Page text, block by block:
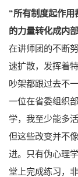
“所有制度起作
的力量转化成内
在讲师团的不断
速扩散，发挥着
吵架都跟过去不
一位在省委组织
学，我至少能多
但这些改变并不
进。只有伪心理
堂上完成练习，